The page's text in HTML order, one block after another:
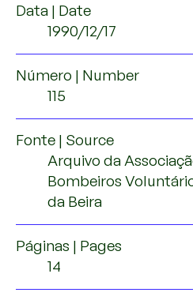
Data | Date
1990/12/17
Número | Number
115
Fonte | Source
Arquivo da
Bombeiros
da Beira
Páginas | Pages
14